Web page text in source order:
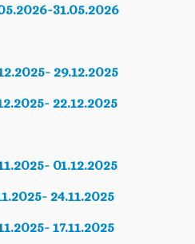
31.05.2026
29.12.2025
22.12.2025
01.12.2025
24.11.2025
17.11.2025